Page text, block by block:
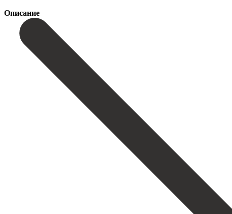
Описание